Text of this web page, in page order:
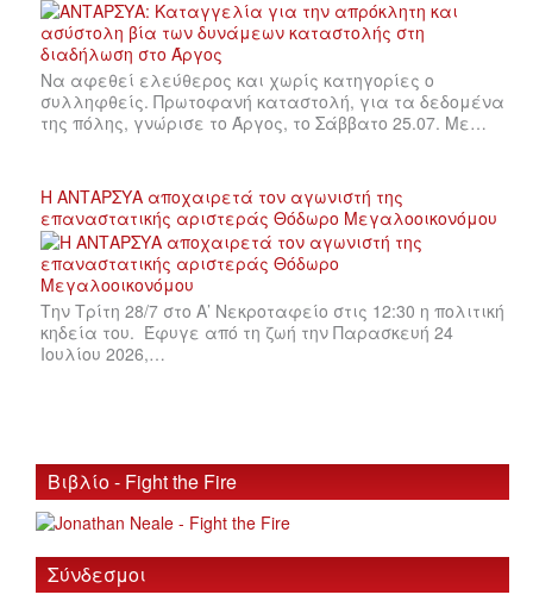
Να αφεθεί ελεύθερος και χωρίς κατηγορίες ο
συλληφθείς. Πρωτοφανή καταστολή, για τα δεδομένα
της πόλης, γνώρισε το Άργος, το Σάββατο 25.07. Με…
Η ΑΝΤΑΡΣΥΑ αποχαιρετά τον αγωνιστή της
επαναστατικής αριστεράς Θόδωρο Μεγαλοοικονόμου
Την Τρίτη 28/7 στο Α’ Νεκροταφείο στις 12:30 η πολιτική
κηδεία του. Έφυγε από τη ζωή την Παρασκευή 24
Ιουλίου 2026,…
Βιβλίο - Fight the Fire
Σύνδεσμοι